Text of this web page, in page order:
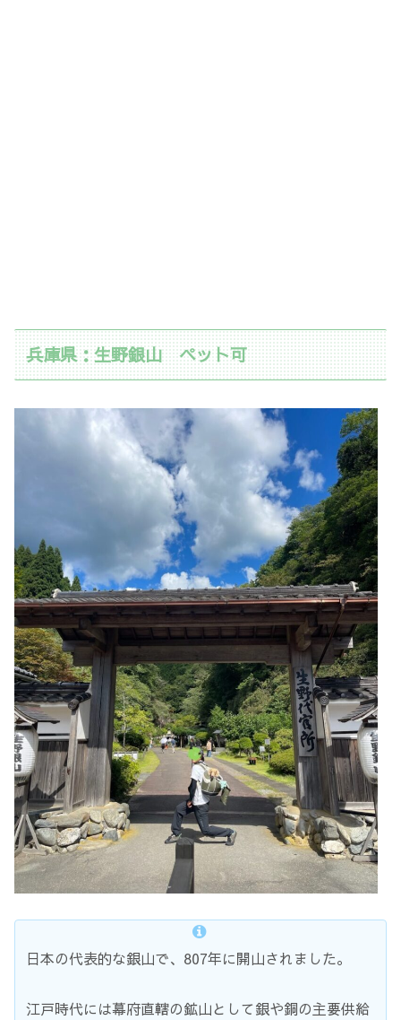
兵庫県：生野銀山 ペット可
日本の代表的な銀山で、807年に開山されました。
江戸時代には幕府直轄の鉱山として銀や銅の主要供給